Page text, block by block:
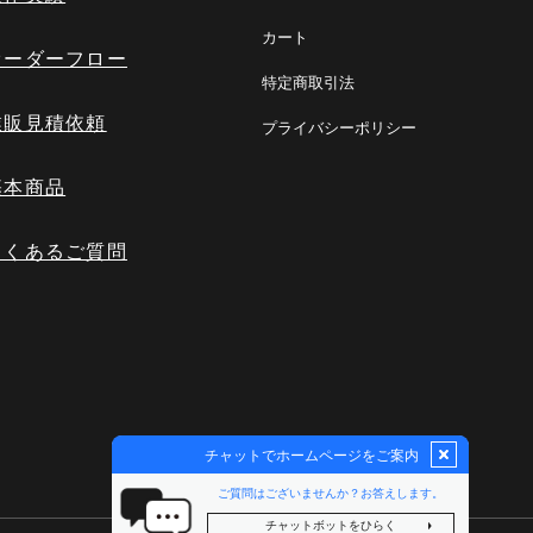
ーダーフロー
販見積依頼
商品
くあるご質問
カート
特定商取引法
プライバシーポリシー